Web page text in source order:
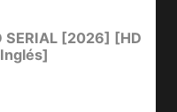
SERIAL [2026] [HD